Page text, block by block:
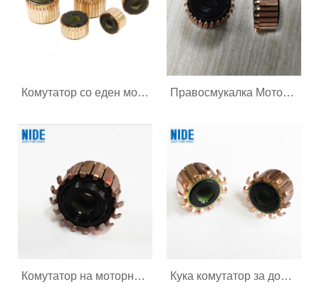
Комутатор со еден мотор за AC мотор Правосмукалка Моторни комутатор
Комутатор на моторни соковници за домашни апарати Кука комутатор за домашни апарати